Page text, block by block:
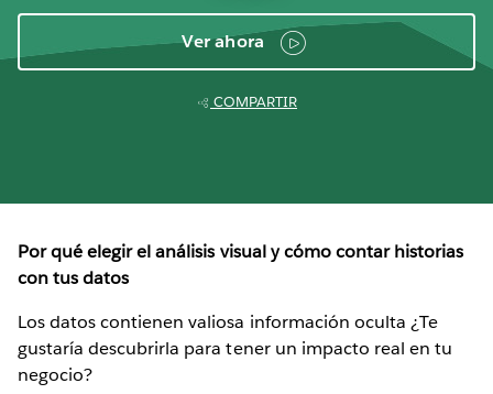
Ver ahora
COMPARTIR
Por qué elegir el análisis visual y cómo contar historias
con tus datos
Los datos contienen valiosa información oculta ¿Te
gustaría descubrirla para tener un impacto real en tu
negocio?